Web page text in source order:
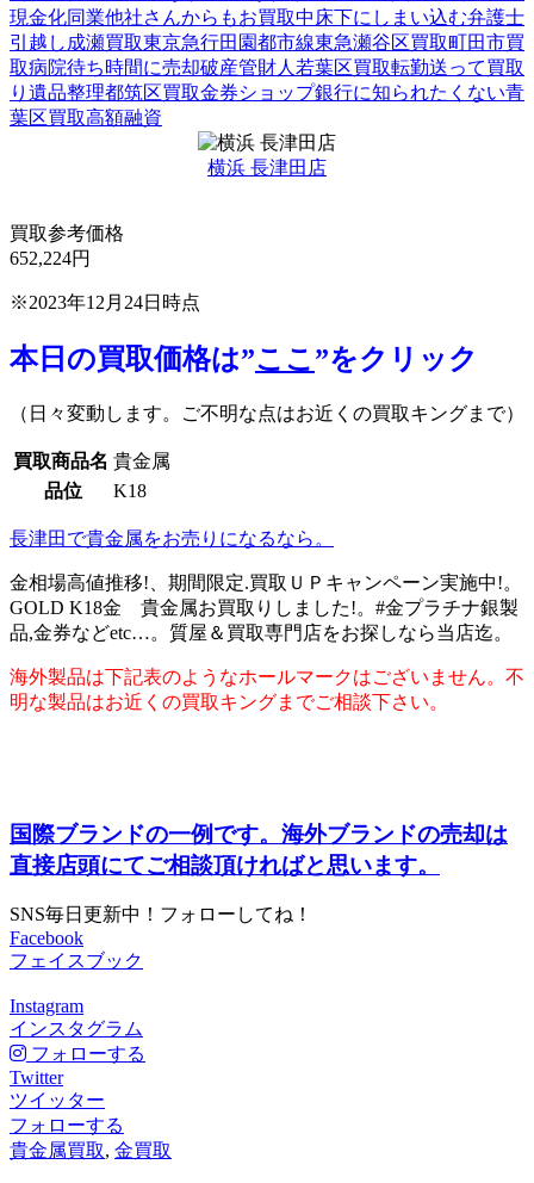
現金化同業他社さんからもお買取中 床下にしまい込む弁護士
引越し 成瀬買取東京急行田園都市線東急瀬谷区買取町田市買
取病院待ち時間に売却破産管財人 若葉区買取転勤送って買取
り 遺品整理都筑区買取金券ショップ銀行に知られたくない青
葉区買取高額融資
横浜 長津田店
買取参考価格
652,224円
※2023年12月24日時点
本日の買取価格は”ここ”をクリック
（日々変動します。ご不明な点はお近くの買取キングまで）
買取商品名 貴金属
品位
K18
長津田で貴金属をお売りになるなら。
金相場高値推移!、期間限定.買取ＵＰキャンペーン実施中!。
GOLD K18金 貴金属お買取りしました!。#金プラチナ銀製
品,金券などetc…。質屋＆買取専門店をお探しなら当店迄。
海外製品は下記表のようなホールマークはございません。不
明な製品はお近くの買取キングまでご相談下さい。
国際ブランドの一例です。海外ブランドの売却は
直接店頭にてご相談頂ければと思います。
SNS毎日更新中！フォローしてね！
Facebook
フェイスブック
Instagram
インスタグラム
フォローする
Twitter
ツイッター
フォローする
貴金属買取, 金買取